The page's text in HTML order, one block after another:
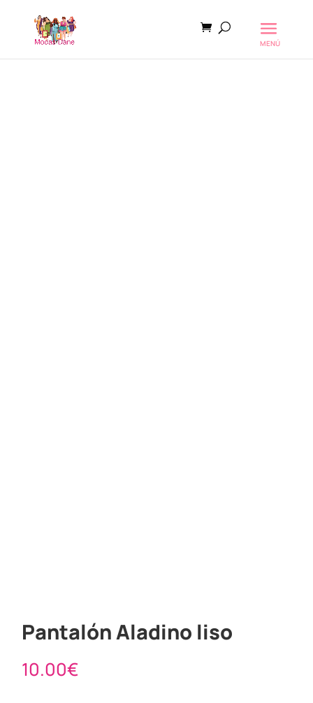
Pantalón Aladino liso
10.00€